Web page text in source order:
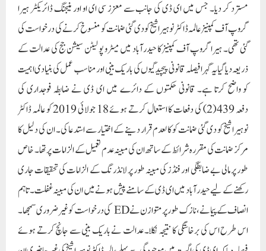
مسترد کر دیا۔ جس میں ای ڈی کی جانب سے معزز سی ای او اور منیجنگ ڈائریکٹر ہیرا
گروپ آف کمپنیز عالمہ ڈاکٹر نوہیرا شیخ کو دی گئی ضمانت کو منسوخ کرنے کی درخواست کی
گئی تھی۔ ہیرا گروپ آف کمپنیز کا حیدرآباد میں میٹرو پولیٹن سیشن جج کی عدالت کے
ذریعہ دیا گیا یہ گہرا فیصلہ قانونی پیچیدگیوں کی باریک بینی اور مناسب عمل کی بنیادی اہمیت
کو واضح کرتا ہے۔ قانونی حکمتوں کے دائرے میں ای ڈی نے ضابطہ فوجداری کی
دفعہ 439 (2) کی دفعات کا استعمال کرتے ہوئے 18 جولائی 2019 کو عالمہ ڈاکٹر
نوہیرا شیخ کو دی گئی ضمانت کو کالعدم قرار دینے کے اختیار سے استدعا کی۔ ان کی دلیل کا
مرکز ضمانت کی مقررہ شرائط کے ساتھ ان کی مبینہ عدم تعمیل کے الزامات پر تھا۔ خاص
طور پر مالی بے ضابطگی اور فنڈز کی مبینہ طور پر لانڈرنگ کے الزامات کی تحقیقات جاری
رکھنے کے لیے حیدرآباد میں ای ڈی کے سامنے پیش ہونے میں ان کی مبینہ غفلت۔ تاہم
انصاف کے پیمانے، نازک طور پر متوازن نے ED کی درخواست کو غیر ضروری سمجھا۔
اس طرح اس کی برخاستگی کا نتیجہ نکلا۔ عدالت نے باریک بینی سے جانچ کرتے ہوئے